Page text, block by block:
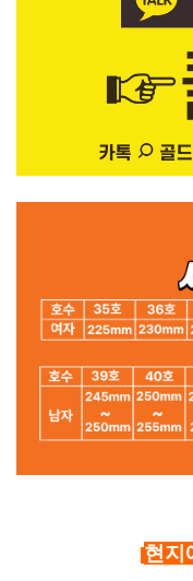
현지